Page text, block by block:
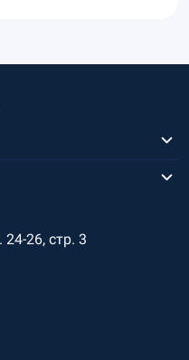
26, стр. 3